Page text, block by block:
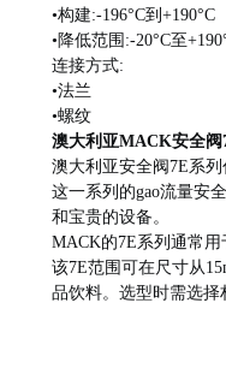
•构建:-196°C到+190°C
•降低范围:-20°C至
连接方式:
•法兰
•螺纹
澳大利亚MACK安全阀
澳大利亚安全阀7E系
这一系列的gao流量安
和宝贵的设备。
MACK的7E系列通常用
该7E范围可在尺寸从
品饮料。选型时需选择